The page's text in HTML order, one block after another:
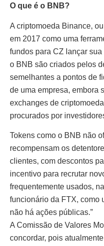
O que é o BNB?
A criptomoeda Binance,
em 2017 como uma
fundos para CZ lançar
o BNB são criados pelos
semelhantes a pontos de
de uma empresa, embora
exchanges de
procurados por
Tokens como o BNB não
recompensam os
clientes, com descontos
incentivo para recrutar
frequentemente usados,
funcionário da FTX, como
não há ações públicas.”
A Comissão de Valores
concordar, pois